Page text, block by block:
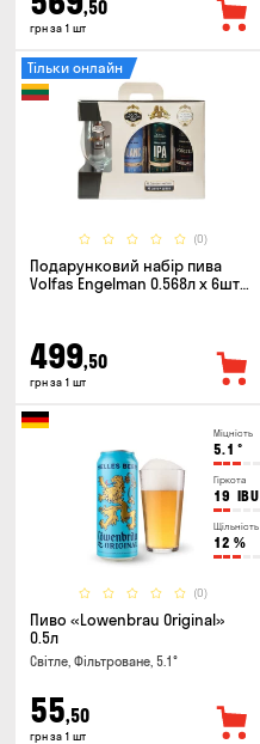
,50
грн за 1 шт
(0)
Тільки онлайн
Подарунковий набір пива
Volfas Engelman 0.568л x 6шт +
499,50
грн за 1 шт
Міцність
5.1 °
Гіркота
19 IBU
Щільність
12 %
(0)
Пиво «Lowenbrau Original»
0.5л
Світле, Фільтроване, 5.1°
55,50
грн за 1 шт